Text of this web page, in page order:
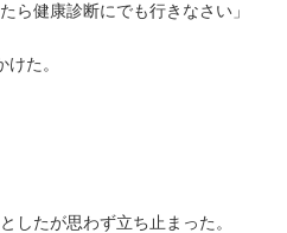
ら健康診断にでも行きなさい」
た。
したが思わず立ち止まった。